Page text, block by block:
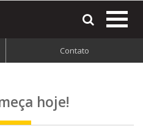
Contato
hoje!